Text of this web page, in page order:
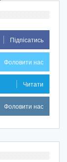
Підпісатись
Фоловити нас
Читати
Фоловити нас